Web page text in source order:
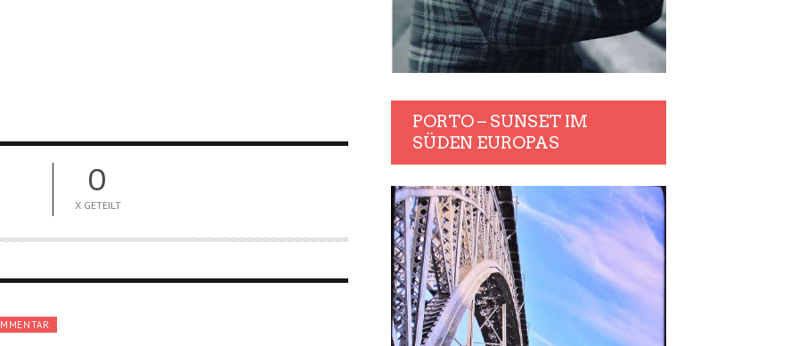
0
X GETEILT
PORTO – SUNSET IM
SÜDEN EUROPAS